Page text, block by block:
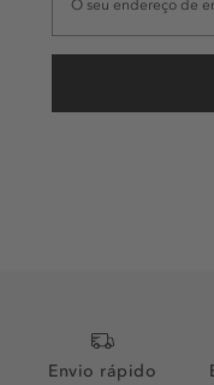
Envio rápido